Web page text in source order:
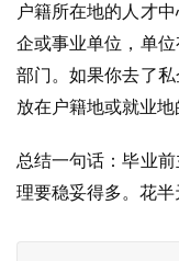
户籍所在地的人才
企或事业单位，单
部门。如果你去了
放在户籍地或就业地
总结一句话：毕业
理要稳妥得多。花半